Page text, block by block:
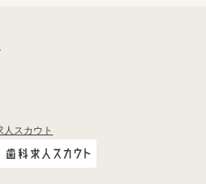
人スカウト